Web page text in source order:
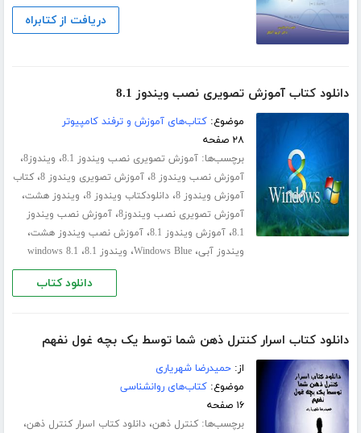
دریافت از کتابراه
دانلود کتاب آموزش تصویری نصب ویندوز 8.1
موضوع:کتاب‌های آموزش و ترفند کامپیوتر
۲۸ صفحه
برچسب‌ها:آموزش تصویری نصب ویندوز 8.1 ، ویندوز8 ،
آموزش نصب ویندوز 8 ،آموزش تصویری ویندوز 8 ،کتاب
آموزش ویندوز 8 ،دانلودکتاب ویندوز 8 ، ویندوز هشت،
آموزش تصویری نصب ویندوز8 ،آموزش نصب ویندوز
8.1،آموزش ویندوز 8.1 ،آموزش نصب ویندوز هشت،
ویندوز آبی،Windows Blue، ویندوز 8.1 ، windows 8.1
دانلود کتاب
دانلود کتاب اسرار کنترل ذهن شما توسط یک بچه غول نفهم
از:حمیدرضا شهریاری
موضوع:کتاب‌های روانشناسی
۱۶ صفحه
برچسب‌ها:کنترل ذهن،دانلود کتاب اسرار کنترل ذهن،